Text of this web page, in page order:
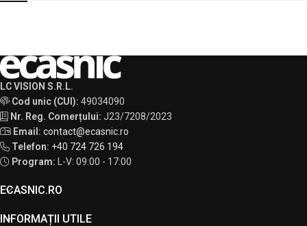
LC VISION S.R.L.
Cod unic (CUI): 49034090
Nr. Reg. Comerțului: J23/7208/2023
Email: contact@ecasnic.ro
Telefon: +40 724 726 194
Program:
L-V: 09:00 - 17:00
ECASNIC.RO
INFORMAȚII UTILE